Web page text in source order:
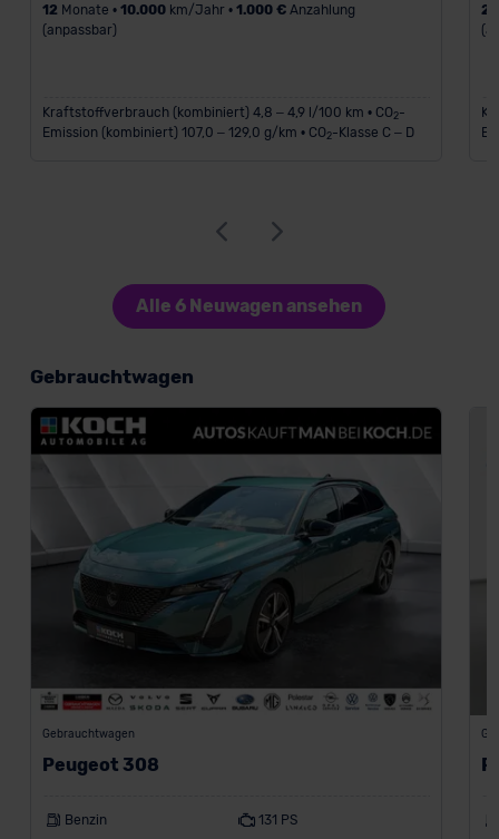
12 Monate • 10.000km/Jahr • 1.000 €Anzahlung
(anpassbar)
Kraftstoffverbrauch (kombiniert) 4,8 – 4,9 l/100 km • CO2-
Emission (kombiniert) 107,0 – 129,0 g/km • CO2-Klasse C – D
24
Alle 6 Neuwagen ansehen
Gebrauchtwagen
Gebrauchtwagen
Peugeot 308
Benzin
131 PS